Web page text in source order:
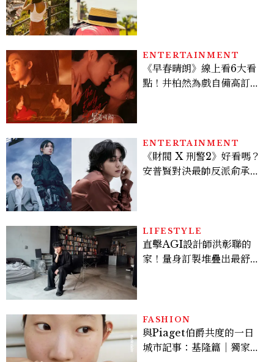
ENTERTAINMENT
《早春晴朗》線上看6大看
點！井柏然為戲自備高訂，
ENTERTAINMENT
《財閥 X 刑警2》好看嗎？
安普賢對決最帥反派俞承
多大？
LIFESTYLE
直擊AGI設計師洪彰聯的
家！量身訂製堆疊出最舒適
FASHION
與Piaget伯爵共度的一日
城市記事：基隆篇｜獨家影